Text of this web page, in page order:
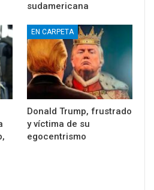
sudamericana
EN CARPETA
Donald Trump, frustrado
y víctima de su
egocentrismo